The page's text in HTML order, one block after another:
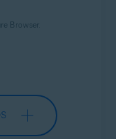
Browser.